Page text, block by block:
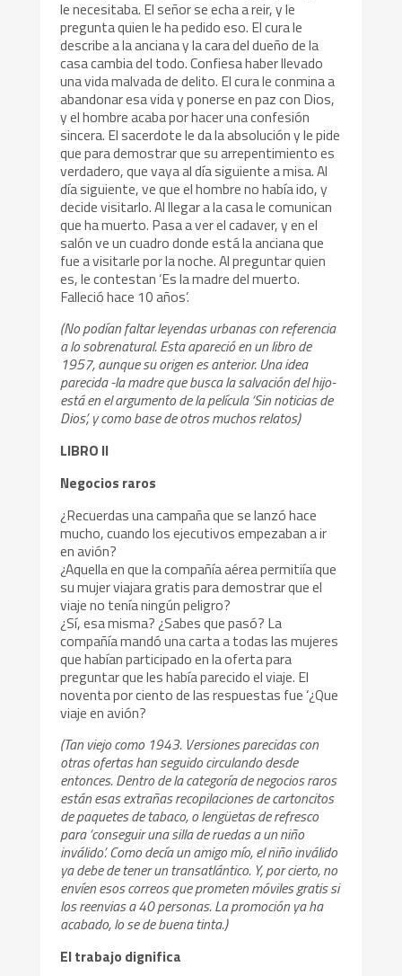
le necesitaba. El señor se echa a reir, y le
pregunta quien le ha pedido eso. El cura le
describe a la anciana y la cara del dueño de la
casa cambia del todo. Confiesa haber llevado
una vida malvada de delito. El cura le conmina a
abandonar esa vida y ponerse en paz con Dios,
y el hombre acaba por hacer una confesión
sincera. El sacerdote le da la absolución y le pide
que para demostrar que su arrepentimiento es
verdadero, que vaya al día siguiente a misa. Al
día siguiente, ve que el hombre no había ido, y
decide visitarlo. Al llegar a la casa le comunican
que ha muerto. Pasa a ver el cadaver, y en el
salón ve un cuadro donde está la anciana que
fue a visitarle por la noche. Al preguntar quien
es, le contestan ‘Es la madre del muerto.
Falleció hace 10 años’.
(No podían faltar leyendas urbanas con referencia
a lo sobrenatural. Esta apareció en un libro de
1957, aunque su origen es anterior. Una idea
parecida -la madre que busca la salvación del hijo-
está en el argumento de la película ‘Sin noticias de
Dios’, y como base de otros muchos relatos)
LIBRO II
Negocios raros
¿Recuerdas una campaña que se lanzó hace
mucho, cuando los ejecutivos empezaban a ir
en avión?
¿Aquella en que la compañía aérea permitiía que
su mujer viajara gratis para demostrar que el
viaje no tenía ningún peligro?
¿Sí, esa misma? ¿Sabes que pasó? La
compañía mandó una carta a todas las mujeres
que habían participado en la oferta para
preguntar que les había parecido el viaje. El
noventa por ciento de las respuestas fue ‘¿Que
viaje en avión?
(Tan viejo como 1943. Versiones parecidas con
otras ofertas han seguido circulando desde
entonces. Dentro de la categoría de negocios raros
están esas extrañas recopilaciones de cartoncitos
de paquetes de tabaco, o lengüetas de refresco
para ‘conseguir una silla de ruedas a un niño
inválido’. Como decía un amigo mío, el niño inválido
ya debe de tener un transatlántico. Y, por cierto, no
envíen esos correos que prometen móviles gratis si
los reenvias a 40 personas. La promoción ya ha
acabado, lo se de buena tinta.)
El trabajo dignifica